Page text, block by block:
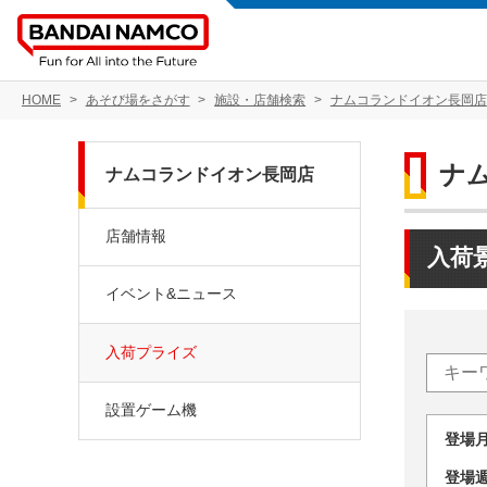
HOME あそび場をさがす 施設・店舗検索 ナムコランドイオン長岡店
ナ
入荷
登
登
ナムコランドイオン長岡店
店舗情報
イベント&ニュース
入荷プライズ
設置ゲーム機